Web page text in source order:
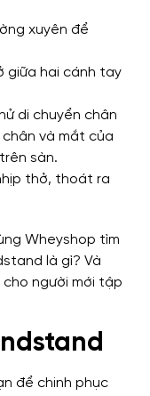
xuyên để
giữa hai cánh tay
di chuyển chân
và mắt của
sàn.
thở, thoát ra
để chinh phục